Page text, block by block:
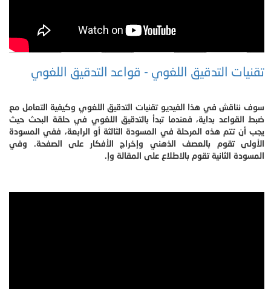
تقنيات التدقيق اللغوي - قواعد التدقيق اللغوي
سوف نناقش في هذا الفيديو تقنيات التدقيق اللغوي وكيفية التعامل مع
ضبط القواعد بداية، فعندما تبدأ بالتدقيق اللغوي في حلقة البحث حيث
يجب أن تتم هذه المرحلة في المسودة الثالثة أو الرابعة، ففي المسودة
الأولى تقوم بالعصف الذهني وإخراج الأفكار على الصفحة. وفي
المسودة الثانية تقوم بالاطلاع على المقالة وإ.